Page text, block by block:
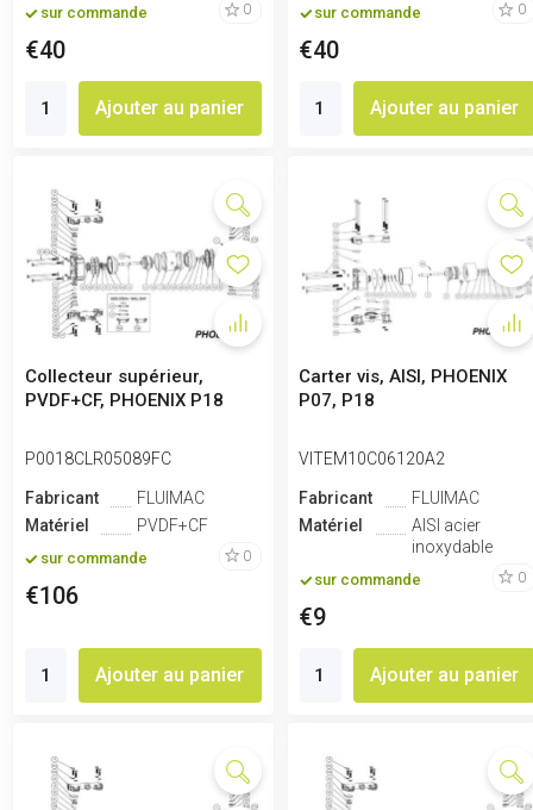
sur commande 0
€40
Ajouter au panier
sur commande 0
€40
Ajouter au panier
Collecteur supérieur,
PVDF+CF, PHOENIX P18
P0018CLR05089FC
Fabricant
FLUIMAC
Matériel
PVDF+CF
sur commande 0
€106
Ajouter au panier
Carter vis, AISI, PHOENIX
P07, P18
VITEM10C06120A2
Fabricant
FLUIMAC
Matériel
AISI acier
inoxydable
sur commande 0
€9
Ajouter au panier